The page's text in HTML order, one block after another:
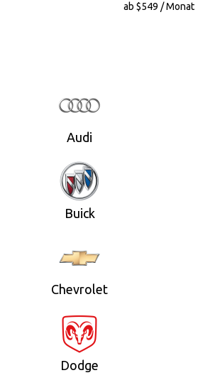
ab $549 / Monat
Audi
Buick
Chevrolet
Dodge